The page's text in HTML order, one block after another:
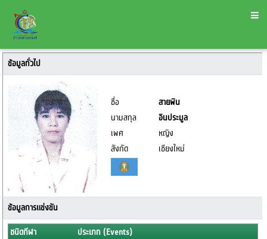
ข้อมูลทั่วไป
ชื่อ
สายพิน
นามสกุล
อินประมูล
เพศ
หญิง
สังกัด
เชียงใหม่
ข้อมูลการแข่งขัน
ชนิดกีฬา
ประเภท (Events)